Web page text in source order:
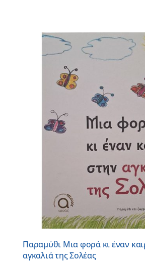
Παραμύθι Μια φορά κι έναν
αγκαλιά της Σολέας